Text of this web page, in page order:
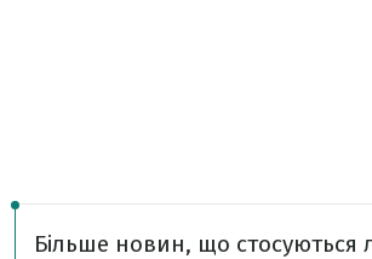
Більше новин, що стосуються